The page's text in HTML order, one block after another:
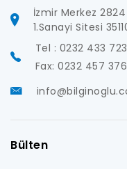
İzmir Merkez 2824
1.Sanayi Sitesi
Tel : 0232 433
Fax: 0232 457
Bülten